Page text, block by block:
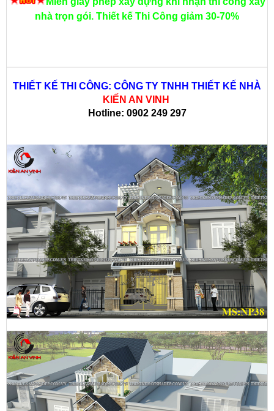
nhà trọn gói. Thiết kế Thi Công giảm 30-70%
THIẾT KẾ THI CÔNG: CÔNG TY TNHH THIẾT KẾ NHÀ
KIẾN AN VINH
Hotline: 0902 249 297